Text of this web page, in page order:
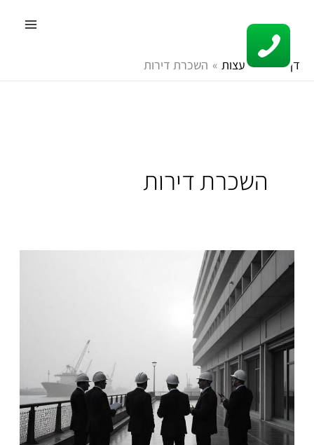
לתוכן
דף הבית עצות השכרת דירות
השכרת דירות
שירותי
ניהול
נכסים
למשקיעים
בפרויקטי
נדל"ן